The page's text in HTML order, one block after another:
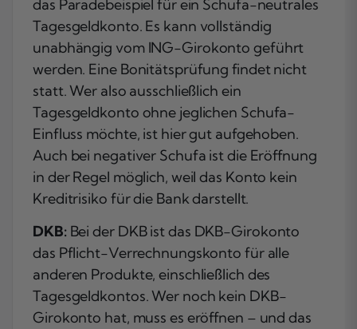
das Paradebeispiel für ein Schufa-neutrales
Tagesgeldkonto. Es kann vollständig
unabhängig vom ING-Girokonto geführt
werden. Eine Bonitätsprüfung findet nicht
statt. Wer also ausschließlich ein
Tagesgeldkonto ohne jeglichen Schufa-
Einfluss möchte, ist hier gut aufgehoben.
Auch bei negativer Schufa ist die Eröffnung
in der Regel möglich, weil das Konto kein
Kreditrisiko für die Bank darstellt.
DKB:Bei der DKB ist das DKB-Girokonto
das Pflicht-Verrechnungskonto für alle
anderen Produkte, einschließlich des
Tagesgeldkontos. Wer noch kein DKB-
Girokonto hat, muss es eröffnen – und das